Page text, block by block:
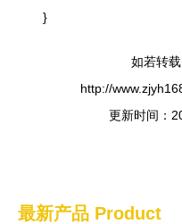
}
如若转
http://
更新时间：
最新产品 Product